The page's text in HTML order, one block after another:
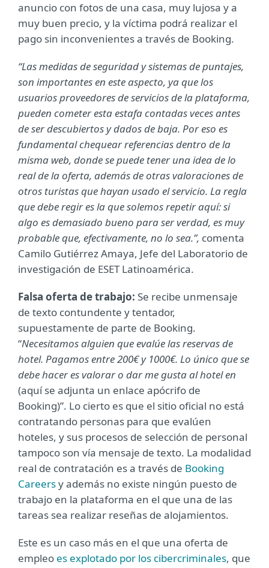
anuncio con fotos de una casa, muy lujosa y a
muy buen precio, y la víctima podrá realizar el
pago sin inconvenientes a través de Booking.
“Las medidas de seguridad y sistemas de puntajes,
son importantes en este aspecto, ya que los
usuarios proveedores de servicios de la plataforma,
pueden cometer esta estafa contadas veces antes
de ser descubiertos y dados de baja. Por eso es
fundamental chequear referencias dentro de la
misma web, donde se puede tener una idea de lo
real de la oferta, además de otras valoraciones de
otros turistas que hayan usado el servicio. La regla
que debe regir es la que solemos repetir aquí: si
algo es demasiado bueno para ser verdad, es muy
probable que, efectivamente, no lo sea.”, comenta
Camilo Gutiérrez Amaya, Jefe del Laboratorio de
investigación de ESET Latinoamérica.
Falsa oferta de trabajo: Se recibe unmensaje
de texto contundente y tentador,
supuestamente de parte de Booking.
“Necesitamos alguien que evalúe las reservas de
hotel. Pagamos entre 200€ y 1000€. Lo único que se
debe hacer es valorar o dar me gusta al hotel en
(aquí se adjunta un enlace apócrifo de
Booking)”. Lo cierto es que el sitio oficial no está
contratando personas para que evalúen
hoteles, y sus procesos de selección de personal
tampoco son vía mensaje de texto. La modalidad
real de contratación es a través de Booking
Careersy además no existe ningún puesto de
trabajo en la plataforma en el que una de las
tareas sea realizar reseñas de alojamientos.
Este es un caso más en el que una oferta de
empleo es explotado por los cibercriminales, que